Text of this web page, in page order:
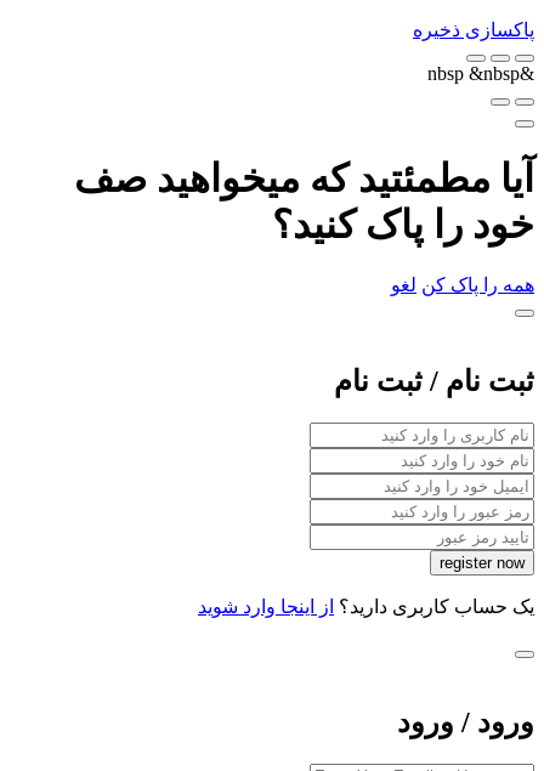
پاکسازی ذخیره
&nbsp
&nbsp
آیا مطمئتید که میخواهید صف
خود را پاک کنید؟
همه را پاک کن لغو
ثبت نام / ثبت نام
یک حساب کاربری دارید؟ از اینجا وارد شوید
ورود / ورود